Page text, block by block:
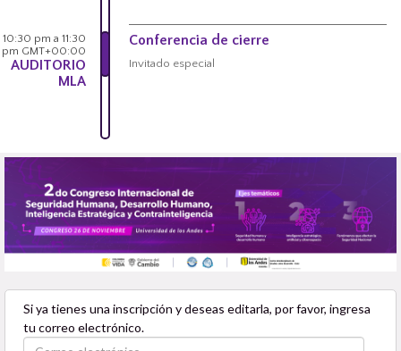
10:30 pm a 11:30
pm GMT+00:00
AUDITORIO
MLA
Conferencia de cierre
Invitado especial